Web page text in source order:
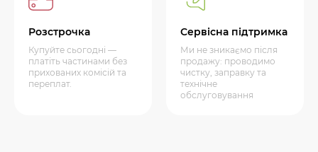
Розстрочка
Купуйте сьогодні —
платіть частинами без
прихованих комісій та
переплат.
Сервісна підтримка
Ми не зникаємо після
продажу: проводимо
чистку, заправку та
технічне
обслуговування